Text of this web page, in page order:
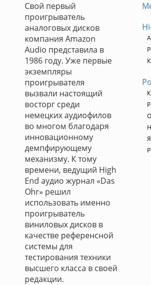
Свой первый
проигрыватель
аналоговых дисков
компания Amazon
Audio представила в
1986 году. Уже первые
экземпляры
проигрывателя
вызвали настоящий
восторг среди
немецких аудиофилов
во многом благодаря
инновационному
демпфирующему
механизму. К тому
времени, ведущий High
End аудио журнал «Das
Ohr» решил
использовать именно
проигрыватель
виниловых дисков в
качестве референсной
системы для
тестирования техники
высшего класса в своей
редакции.